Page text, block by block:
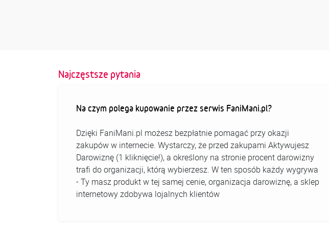
Najczęstsze pytania
Na czym polega kupowanie przez serwis FaniMani.pl?
Dzięki FaniMani.pl możesz bezpłatnie pomagać przy okazji
zakupów w internecie. Wystarczy, że przed zakupami Aktywujesz
Darowiznę (1 kliknięcie!), a określony na stronie procent darowizny
trafi do organizacji, którą wybierzesz. W ten sposób każdy wygrywa
- Ty masz produkt w tej samej cenie, organizacja darowiznę, a sklep
internetowy zdobywa lojalnych klientów